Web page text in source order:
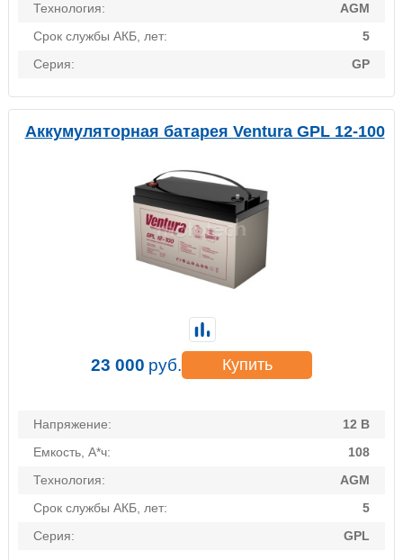
Технология:
AGM
Срок службы АКБ, лет:
5
Серия:
GP
Аккумуляторная батарея Ventura GPL 12-100
Напряжение:
12 В
Емкость, А*ч:
108
Технология:
AGM
Срок службы АКБ, лет:
5
Серия:
GPL
23 000 руб. Купить